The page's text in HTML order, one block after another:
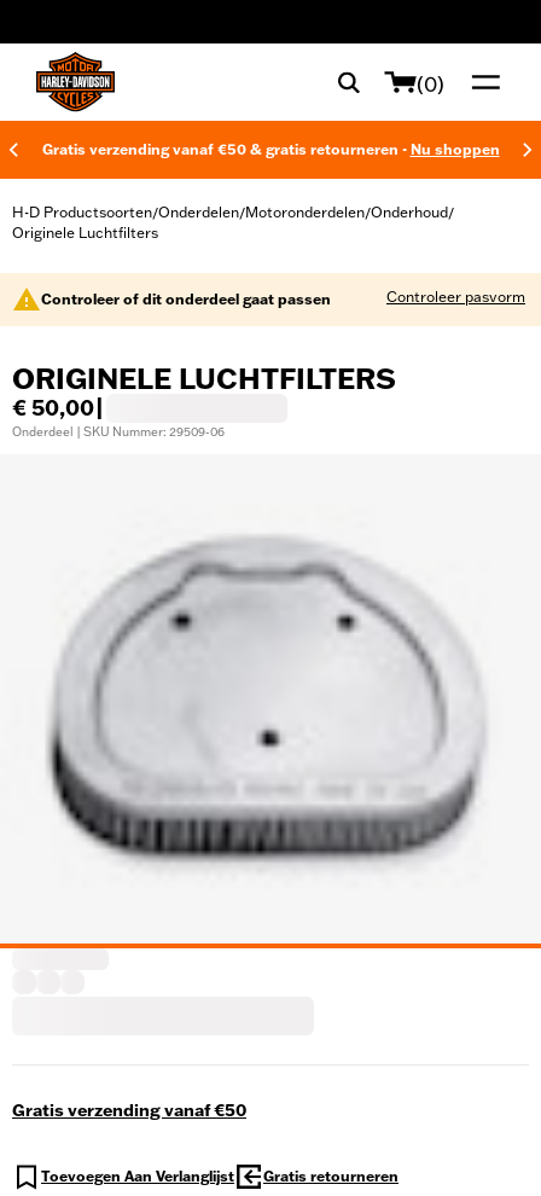
(0)
Gratis verzending vanaf €50 & gratis retourneren - Nu shoppen
H-D Productsoorten/Onderdelen/Motoronderdelen/Onderhoud/
Originele Luchtfilters
Controleer of dit onderdeel gaat passen Controleer pasvorm
ORIGINELE LUCHTFILTERS
€ 50,00
Onderdeel | SKU Nummer: 29509-06
Gratis verzending vanaf €50
Toevoegen Aan Verlanglijst Gratis retourneren